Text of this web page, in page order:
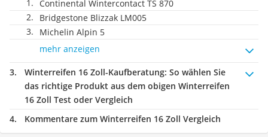
Continental Wintercontact TS 870
Bridgestone Blizzak LM005
Michelin Alpin 5
mehr anzeigen
Winterreifen 16 Zoll-Kaufberatung: So wählen Sie
das richtige Produkt aus dem obigen Winterreifen
16 Zoll Test oder Vergleich
Kommentare zum Winterreifen 16 Zoll Vergleich